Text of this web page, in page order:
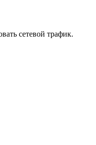
сетевой трафик.